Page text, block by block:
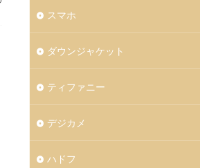
スマホ
ダウンジャケット
ティファニー
デジカメ
ハドフ